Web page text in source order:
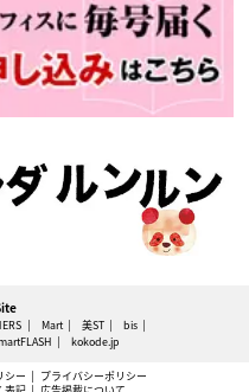
Mart 美ST
bis
kokode.jp
シー
プライバシーポリシー